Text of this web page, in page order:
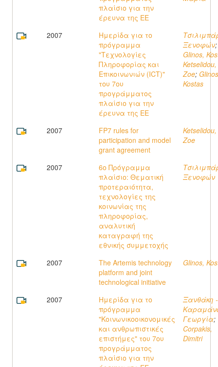
πλαίσιο για την
έρευνα της ΕΕ
2007
Ημερίδα για τo
πρόγραμμα
"Τεχνολογίες
Πληροφορίας και
Επικοινωνιών (ΙCT)"
του 7ου
προγράμματος
πλαίσιο για την
έρευνα της ΕΕ
Ξενοφών;
Glinos,
Ketselidou,
Zoe;
Kostas
2007
FP7 rules for
participation and model
grant agreement
Ketselidou,
Zoe
2007
6ο Πρόγραμμα
πλαίσιο: Θεματική
προτεραιότητα,
τεχνολογίες της
κοινωνίας της
πληροφορίας,
αναλυτική
καταγραφή της
εθνικής συμμετοχής
Ξενοφών
2007
The Artemis technology
platform and joint
technological initiative
Glinos,
2007
Ημερίδα για το
πρόγραμμα
"Κοινωνικοοικονομικές
και ανθρωπιστικές
επιστήμες" του 7ου
προγράμματος
πλαίσιο για την
Ξανθάκη -
Γεωργία;
Corpakis,
Dimitri